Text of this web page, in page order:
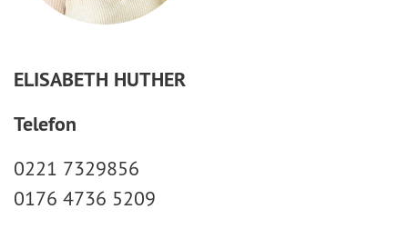
ELISABETH HUTHER
Telefon
0221 7329856
0176 4736 5209